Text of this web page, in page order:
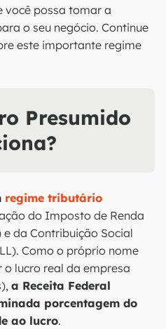
você possa tomar a
o seu negócio. Continue
este importante regime
Presumido
regime tributário
do Imposto de Renda
da Contribuição Social
Como o próprio nome
o lucro real da empresa
a Receita Federal
porcentagem do
ao lucro.